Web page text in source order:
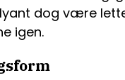
dog være
igen.